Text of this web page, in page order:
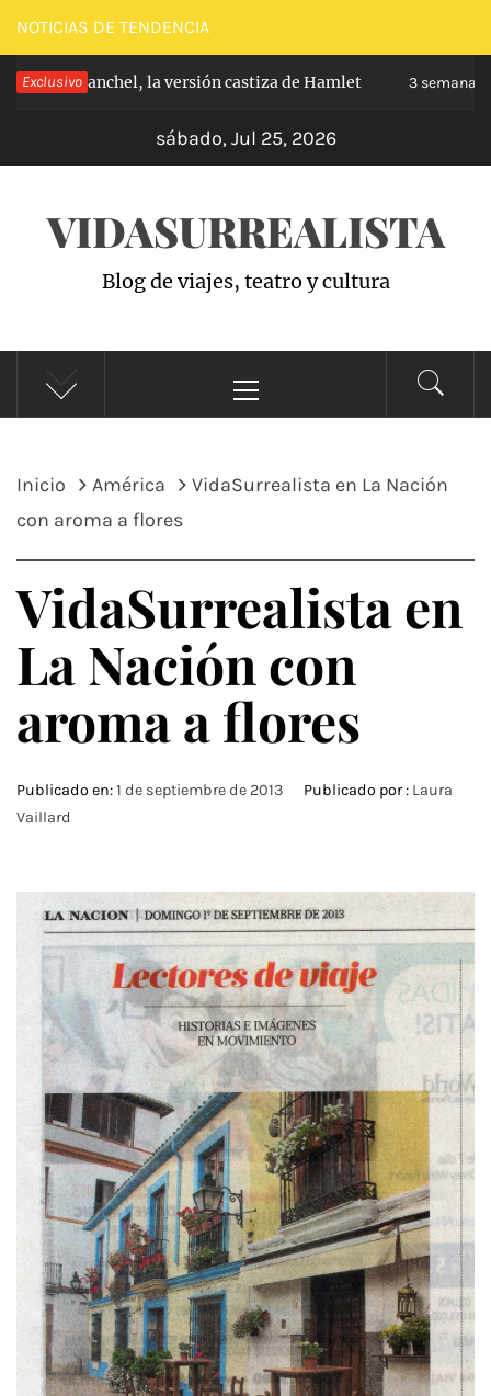
Saltar
al
contenido
NOTICIAS DE TENDENCIA
Exclusivo
Carabanchel, la versión castiza de Hamlet 3 semanas
sábado, Jul 25, 2026
VIDASURREALISTA
Blog de viajes, teatro y cultura
principal
Inicio América
VidaSurrealista en La Nación
con aroma a flores
VidaSurrealista en
La Nación con
aroma a flores
Publicado en:1 de septiembre de 2013 Publicado por : Laura
Vaillard